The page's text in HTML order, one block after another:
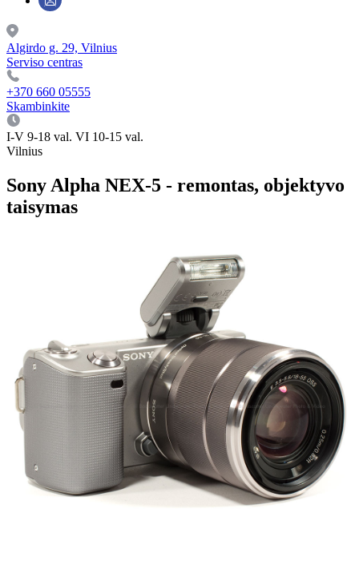
Algirdo g. 29, Vilnius
Serviso centras
+370 660 05555
Skambinkite
I-V 9-18 val. VI 10-15 val.
Vilnius
Sony Alpha NEX-5 - remontas, objektyvo
taisymas